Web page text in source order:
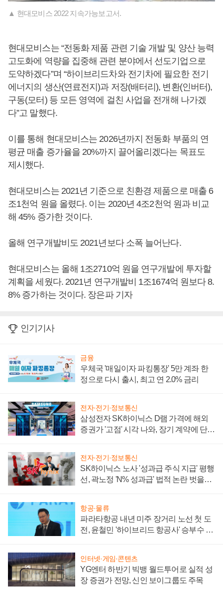
▲ 현대모비스 2022 지속가능보고서.
현대모비스는 “전동화 제품 관련 기술 개발 및 양산 능력
고도화에 역량을 집중해 관련 분야에서 선도기업으로
도약하겠다”며 “하이브리드차와 전기차에 필요한 전기
에너지의 생산(연료전지)과 저장(배터리), 변환(인버터),
구동(모터) 등 모든 영역에 걸친 사업을 전개해 나가겠
다”고 말했다.
이를 통해 현대모비스는 2026년까지 전동화 부품의 연
평균 매출 증가율을 20%까지 끌어올리겠다는 목표도
제시했다.
현대모비스는 2021년 기준으로 친환경 제품으로 매출 6
조1천억 원을 올렸다. 이는 2020년 4조2천억 원과 비교
해 45% 증가한 것이다.
올해 연구개발비도 2021년보다 소폭 늘어난다.
현대모비스는 올해 1조2710억 원을 연구개발에 투자할
계획을 세웠다. 2021년 연구개발비 1조1674억 원보다 8.
8% 증가하는 것이다. 장은파 기자
인기기사
금융
우체국 '매일이자 파킹통장' 5만 계좌 한
정으로 다시 출시, 최고 연 2.0% 금리
전자·전기·정보통신
삼성전자 SK하이닉스 D램 가격에 해외
증권가 '고점' 시각 나와, 장기 계약에 단점
전자·전기·정보통신
SK하이닉스 노사 '성과급 주식 지급' 평행
선, 곽노정 'N% 성과급' 법적 논란 벗을지
항공·물류
파라타항공 내년 미주 장거리 노선 첫 도
전, 윤철민 '하이브리드 항공사' 승부수 통
인터넷·게임·콘텐츠
YG엔터 하반기 빅뱅 월드투어로 실적 성
장 증권가 전망, 신인 보이그룹도 주목